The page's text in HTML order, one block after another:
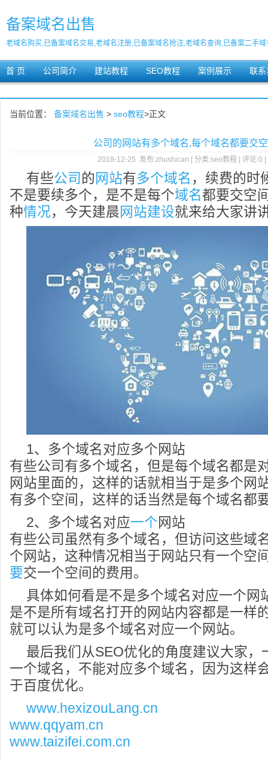
备案域名出售
老域名购买,已备案域名交易,老域名注册,已备案域名抢注,老域名查询,已备案二手
首 页 公司简介 建站教程 SEO教程 案例展示 联系
当前位置： 备案域名出售 > seo教程>正文
公司的网站有多个域名,每个域名都要交
2018-12-25 发布:zhushican | 分类:seo教程 | 评论:0 |
有些公司 的网站有多个域名 ，续费的时
不是要续多个，是不是每个域名都要交空
种情况，今天建晨网站建设就来给大家讲
1、多个域名对应多个网站
有些公司有多个域名，但是每个域名都是
网站里面的，这样的话就相当于是多个网
有多个空间，这样的话当然是每个域名都
2、多个域名对应一个网站
有些公司虽然有多个域名，但访问这些域
个网站，这种情况相当于网站只有一个空
要交一个空间的费用。
具体如何看是不是多个域名对应一个网
是不是所有域名打开的网站内容都是一样
就可以认为是多个域名对应一个网站。
最后我们从SEO优化的角度建议大家，
一个域名，不能对应多个域名，因为这样
于百度优化。
www.hexizouLang.cn
www.qqyam.cn
www.taizifei.com.cn